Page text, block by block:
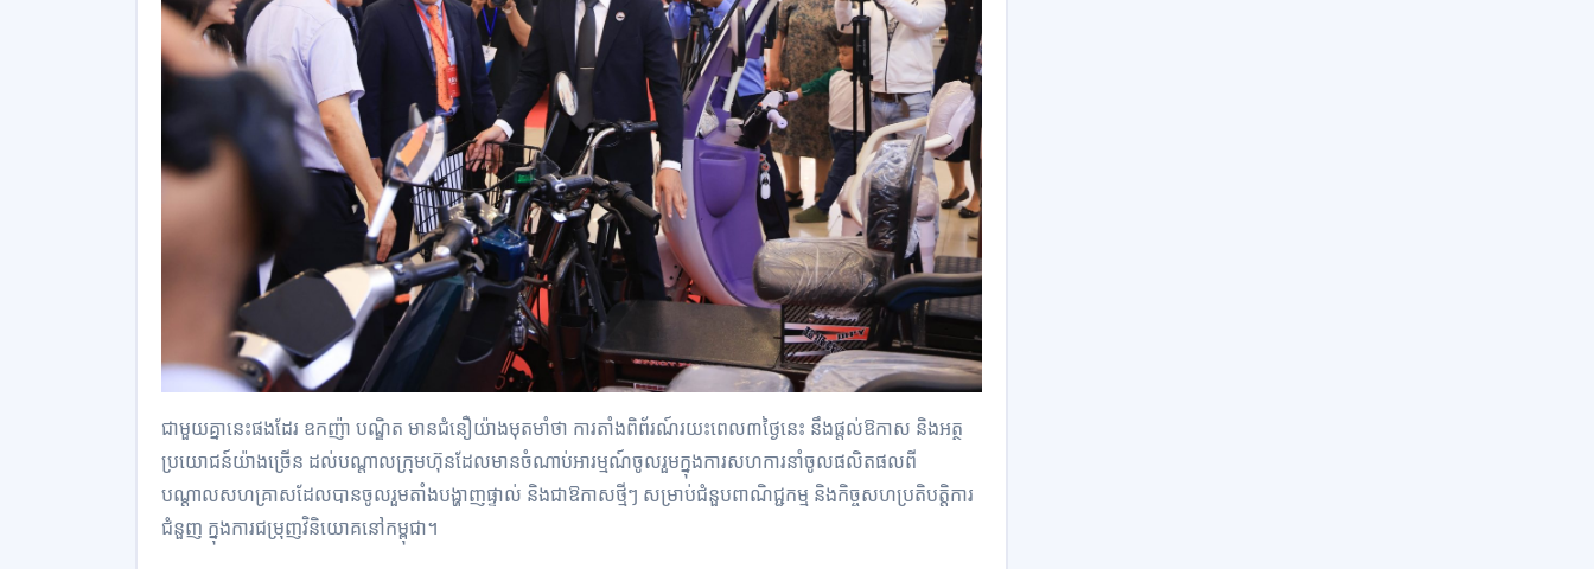
ជាមួយគ្នានេះផងដែរ ឧកញ៉ា បណ្ឌិត មានជំនឿយ៉ាងមុតមាំថា ការតាំងពិព័រណ៍រយះពេល៣ថ្ងៃនេះ នឹងផ្តល់ឱកាស និងអត្ថ
ប្រយោជន៍យ៉ាងច្រើន ដល់បណ្តាលក្រុមហ៊ុនដែលមានចំណាប់អារម្មណ៍ចូលរួមក្នុងការសហការនាំចូលផលិតផលពី
បណ្តាលសហគ្រាសដែលបានចូលរួមតាំងបង្ហាញផ្ទាល់ និងជាឱកាសថ្មីៗ សម្រាប់ជំនួបពាណិជ្ជកម្ម និងកិច្ចសហប្រតិបត្តិការ
ជំនួញ ក្នុងការជម្រុញវិនិយោគនៅកម្ពុជា។